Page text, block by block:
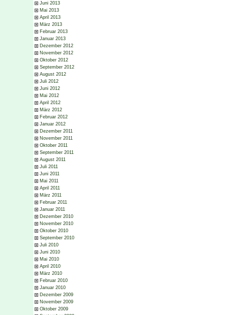
Juni 2013
Mai 2013
April 2013
März 2013
Februar 2013
Januar 2013
Dezember 2012
November 2012
Oktober 2012
September 2012
August 2012
Juli 2012
Juni 2012
Mai 2012
April 2012
März 2012
Februar 2012
Januar 2012
Dezember 2011
November 2011
Oktober 2011
September 2011
August 2011
Juli 2011
Juni 2011
Mai 2011
April 2011
März 2011
Februar 2011
Januar 2011
Dezember 2010
November 2010
Oktober 2010
September 2010
Juli 2010
Juni 2010
Mai 2010
April 2010
März 2010
Februar 2010
Januar 2010
Dezember 2009
November 2009
Oktober 2009